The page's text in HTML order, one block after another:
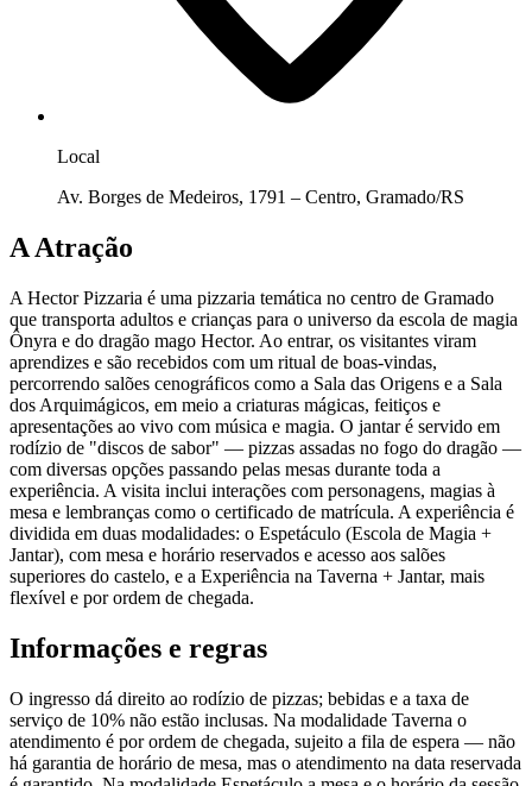
Local
Av. Borges de Medeiros, 1791 – Centro, Gramado/RS
A Atração
A Hector Pizzaria é uma pizzaria temática no centro de Gramado
que transporta adultos e crianças para o universo da escola de magia
Ônyra e do dragão mago Hector. Ao entrar, os visitantes viram
aprendizes e são recebidos com um ritual de boas-vindas,
percorrendo salões cenográficos como a Sala das Origens e a Sala
dos Arquimágicos, em meio a criaturas mágicas, feitiços e
apresentações ao vivo com música e magia. O jantar é servido em
rodízio de "discos de sabor" — pizzas assadas no fogo do dragão —
com diversas opções passando pelas mesas durante toda a
experiência. A visita inclui interações com personagens, magias à
mesa e lembranças como o certificado de matrícula. A experiência é
dividida em duas modalidades: o Espetáculo (Escola de Magia +
Jantar), com mesa e horário reservados e acesso aos salões
superiores do castelo, e a Experiência na Taverna + Jantar, mais
flexível e por ordem de chegada.
Informações e regras
O ingresso dá direito ao rodízio de pizzas; bebidas e a taxa de
serviço de 10% não estão inclusas. Na modalidade Taverna o
atendimento é por ordem de chegada, sujeito a fila de espera — não
há garantia de horário de mesa, mas o atendimento na data reservada